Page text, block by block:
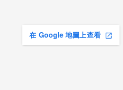
在 Google 地圖上查看